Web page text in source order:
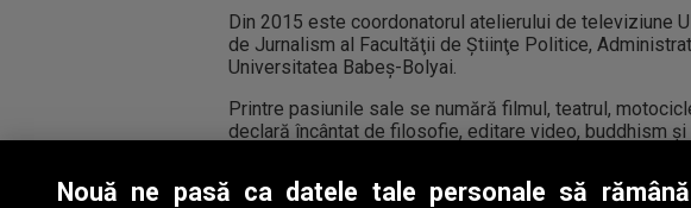
Din 2015 este coordonatorul atelierului de televiziune
de Jurnalism al Facultăţii de Ştiinţe Politice,
Universitatea Babeş-Bolyai.
Printre pasiunile sale se numără filmul, teatrul,
declară încântat de filosofie, editare video, buddhism
Nouă ne pasă ca datele tale personale să rămână